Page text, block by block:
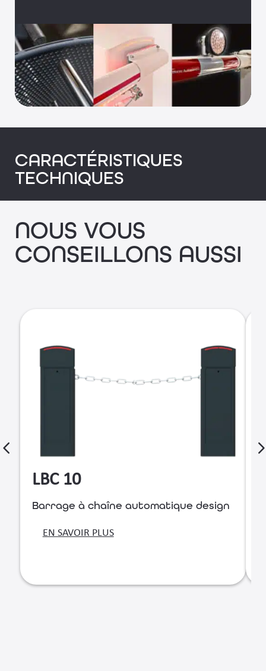
CARACTÉRISTIQUES
TECHNIQUES
NOUS VOUS
CONSEILLONS AUSSI
LBC 10
Barrage à chaîne automatique design
EN SAVOIR PLUS